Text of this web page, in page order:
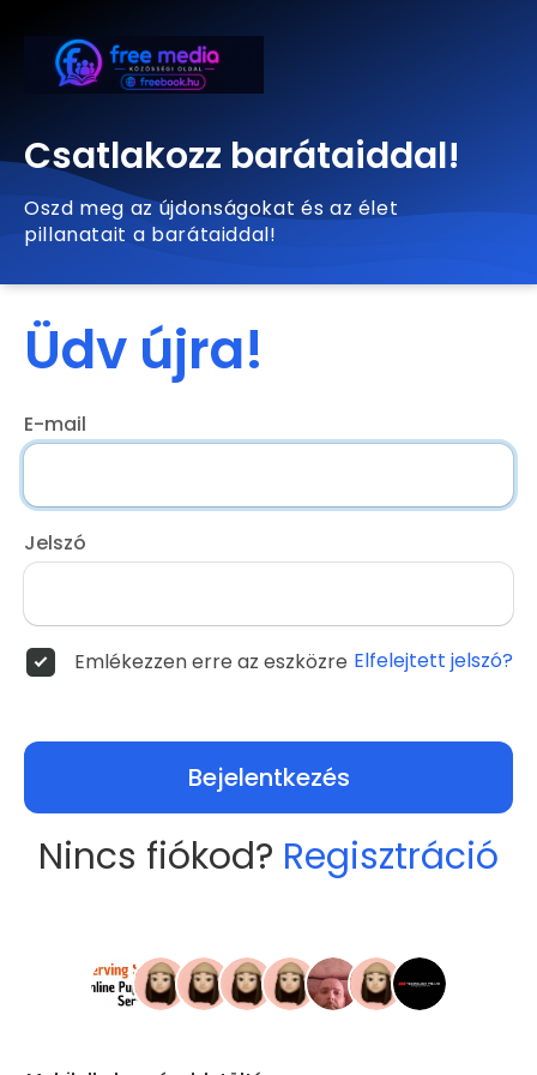
Csatlakozz barátaiddal!
Oszd meg az újdonságokat és az élet
pillanatait a barátaiddal!
Üdv újra!
E-mail
Jelszó
Emlékezzen erre az eszközre Elfelejtett jelszó?
Bejelentkezés
Nincs fiókod? Regisztráció